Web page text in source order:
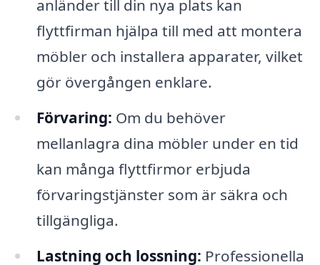
anländer till din nya plats kan
flyttfirman hjälpa till med att montera
möbler och installera apparater, vilket
gör övergången enklare.
Förvaring: Om du behöver
mellanlagra dina möbler under en tid
kan många flyttfirmor erbjuda
förvaringstjänster som är säkra och
tillgängliga.
Lastning och lossning: Professionella